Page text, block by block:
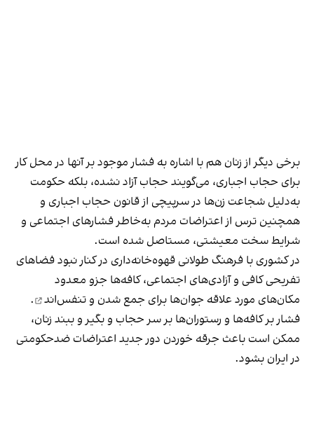
برخی دیگر از زنان هم با اشاره به فشار موجود بر آنها در محل کار
برای حجاب اجباری، می‌گویند حجاب آزاد نشده، بلکه حکومت
به‌دلیل شجاعت زن‌ها در سرپیچی از قانون حجاب اجباری و
همچنین ترس از اعتراضات مردم به‌خاطر فشارهای اجتماعی و
شرایط سخت معیشتی، مستاصل شده است.
در کشوری با فرهنگ طولانی قهوه‌‌خانه‌داری در کنار نبود فضاهای
تفریحی کافی و آزادی‌های اجتماعی، کافه‌ها جزو معدود
مکان‌های مورد علاقه جوان‌ها برای جمع شدن و تنفس‌اند
.
فشار بر کافه‌ها و رستوران‌ها بر سر حجاب و بگیر و ببند زنان،
ممکن است باعث جرقه خوردن دور جدید اعتراضات ضدحکومتی
در ایران بشود.